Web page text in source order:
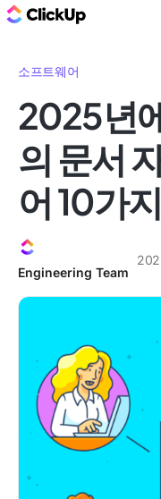
소프트웨어
2025년
의 문서
어 10가지
Engineering Team